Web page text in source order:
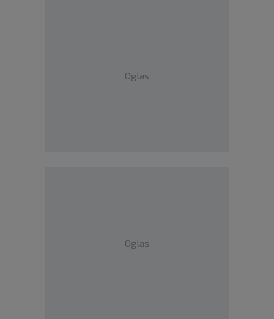
Oglas
Oglas